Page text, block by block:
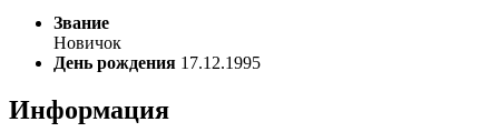
Звание
Новичок
День рождения 17.12.1995
Информация